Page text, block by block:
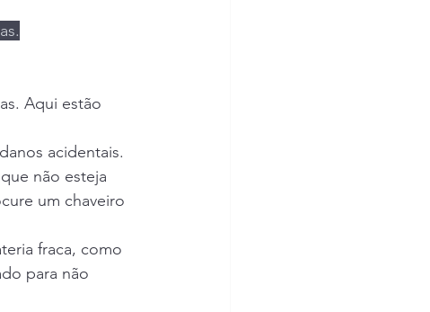
Aqui estão
acidentais.
não esteja
um chaveiro
fraca, como
para não